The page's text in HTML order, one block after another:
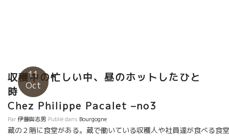
たピュアーで繊細な料理にはピッタリの相性だからである。 時代
は着実に進化している。
11
Oct
収穫中の忙しい中、昼のホットしたひと
Chez Philippe Pacalet –no3
Par伊藤與志男 Publié dans Bourgogne
蔵の２階に食堂がある。蔵で働いている収穫人や社員達が食べる食堂